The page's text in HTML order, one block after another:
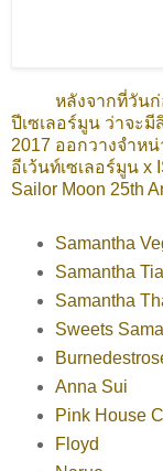
หลังจากที่วัน
ปีเซเลอร์มูน ว่าจะมี
2017 ออกวางจำห
อีเว้นท์เซเลอร์มูน x
Sailor Moon 25th
Samantha
Samantha
Samantha
Sweets
Anna Sui
Pink House
Floyd